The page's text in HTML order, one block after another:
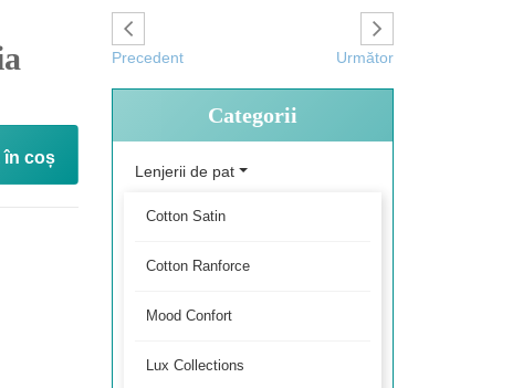
în coș
Precedent Următor
Categorii
Lenjerii de pat
Cotton Satin
Cotton Ranforce
Mood Confort
Lux Collections